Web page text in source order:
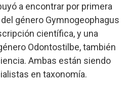
a encontrar por primera
género Gymnogeophagus
científica, y una
Odontostilbe, también
Ambas están siendo
en taxonomía.